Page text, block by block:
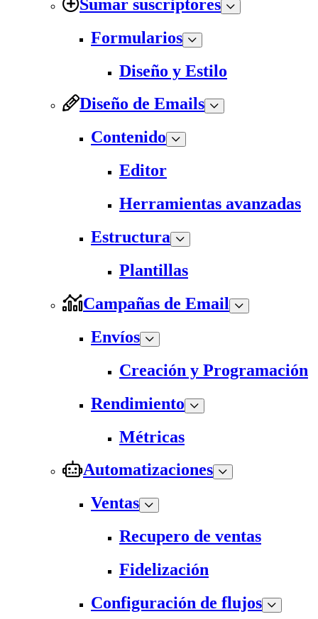
Sumar suscriptores
Formularios
Diseño y Estilo
Diseño de Emails
Contenido
Editor
Herramientas avanzadas
Estructura
Plantillas
Campañas de Email
Envíos
Creación y Programación
Rendimiento
Métricas
Automatizaciones
Ventas
Recupero de ventas
Fidelización
Configuración de flujos